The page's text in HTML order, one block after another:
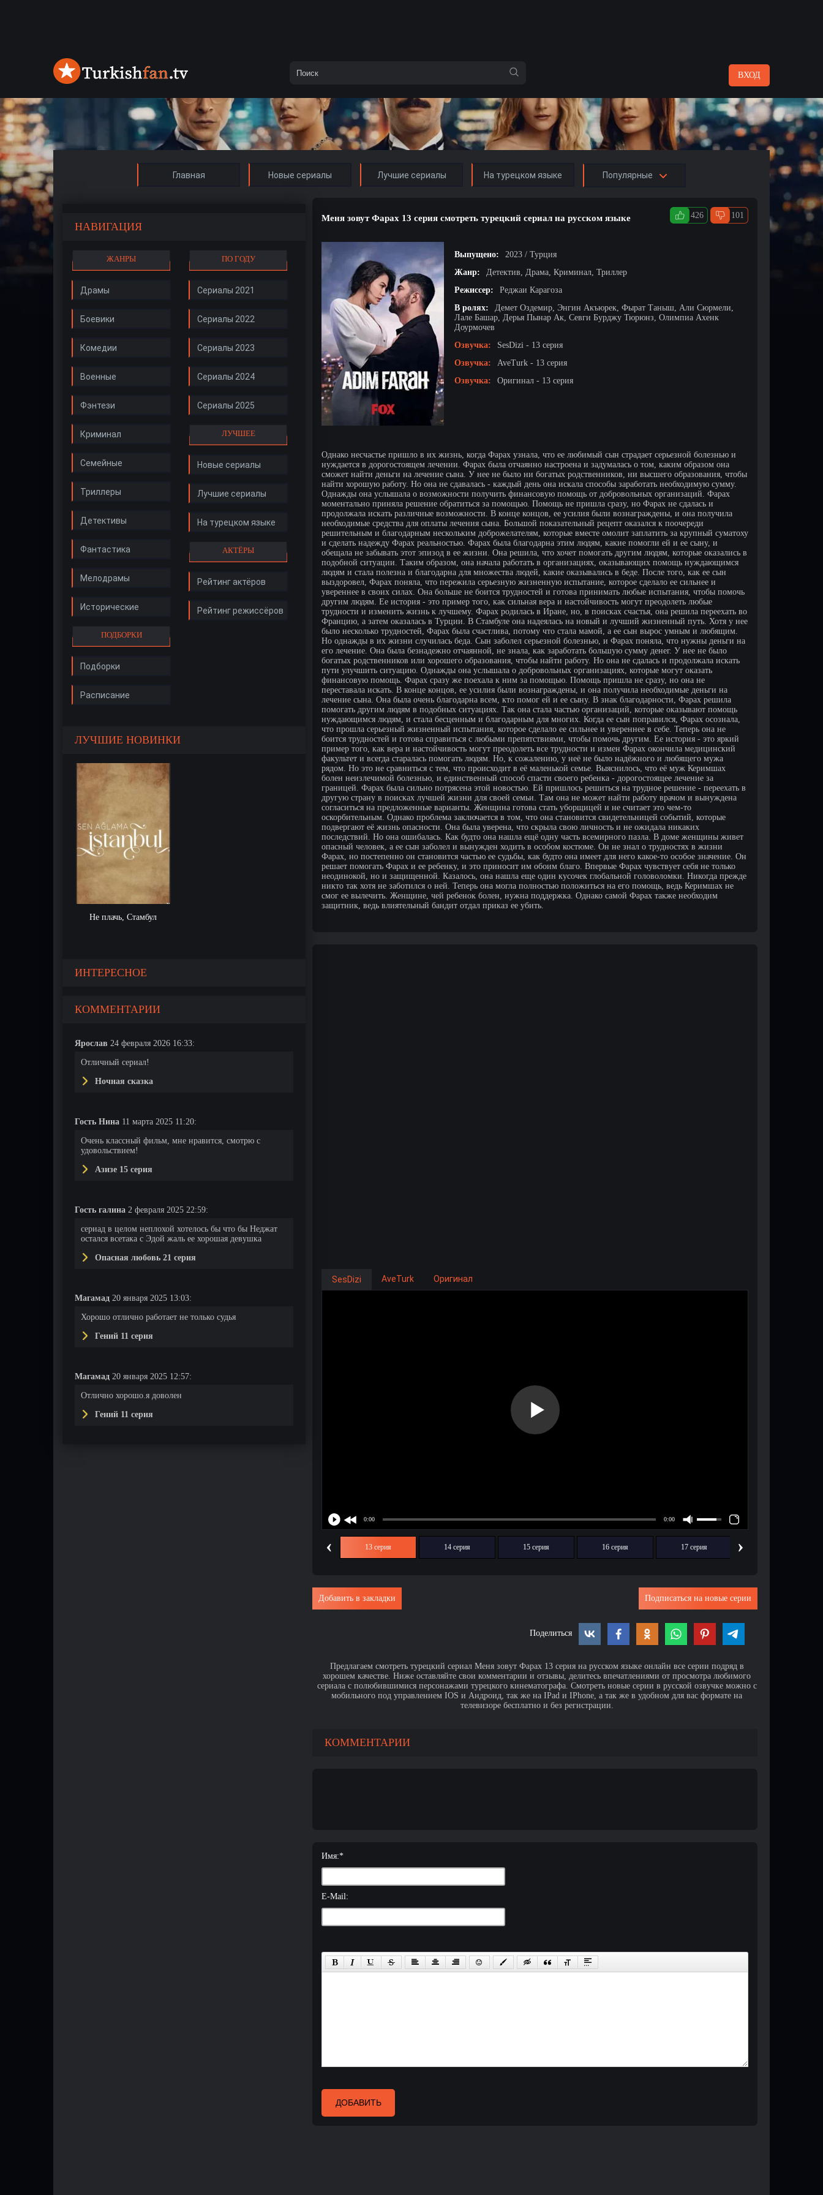
ВХОД
Главная Новые сериалы Лучшие сериалы На турецком языке Популярные
НАВИГАЦИЯ
ЖАНРЫ
Драмы
Боевики
Комедии
Военные
Фэнтези
Криминал
Семейные
Триллеры
Детективы
Фантастика
Мелодрамы
Исторические
ПОДБОРКИ
Подборки
Расписание
ПО ГОДУ
Сериалы 2021
Сериалы 2022
Сериалы 2023
Сериалы 2024
Сериалы 2025
ЛУЧШЕЕ
Новые сериалы
Лучшие сериалы
На турецком языке
АКТЁРЫ
Рейтинг актёров
Рейтинг режиссёров
ЛУЧШИЕ НОВИНКИ
Не плачь, Стамбул
ИНТЕРЕСНОЕ
КОММЕНТАРИИ
Ярослав 24 февраля 2026 16:33:
Отличный сериал!
Ночная сказка
Гость Нина 11 марта 2025 11:20:
Очень классный фильм, мне нравится, смотрю с
удовольствием!
Азизе 15 серия
Гость галина 2 февраля 2025 22:59:
сериад в целом неплохой хотелось бы что бы Неджат
остался всетака с Эдой жаль ее хорошая девушка
Опасная любовь 21 серия
Магамад 20 января 2025 13:03:
Хорошо отлично работает не только судья
Гений 11 серия
Магамад 20 января 2025 12:57:
Отлично хорошо.я доволен
Гений 11 серия
Меня зовут Фарах 13 серия смотреть турецкий сериал на русском языке 426 101
Выпущено:
2023 / Турция
Жанр:
Детектив, Драма, Криминал, Триллер
Режиссер:
Реджаи Карагоза
В ролях:
Демет Оздемир, Энгин Акъюрек, Фырат Таныш, Али Сюрмели,
Лале Башар, Дерья Пынар Ак, Севги Бурджу Тюрюнз, Олимпиа Ахенк
Доурмочев
Озвучка:
SesDizi - 13 серия
Озвучка:
AveTurk - 13 серия
Озвучка:
Оригинал - 13 серия
Однако несчастье пришло в их жизнь, когда Фарах узнала, что ее любимый сын страдает серьезной болезнью и
нуждается в дорогостоящем лечении. Фарах была отчаянно настроена и задумалась о том, каким образом она
сможет найти деньги на лечение сына. У нее не было ни богатых родственников, ни высшего образования, чтобы
найти хорошую работу. Но она не сдавалась - каждый день она искала способы заработать необходимую сумму.
Однажды она услышала о возможности получить финансовую помощь от добровольных организаций. Фарах
моментально приняла решение обратиться за помощью. Помощь не пришла сразу, но Фарах не сдалась и
продолжала искать различные возможности. В конце концов, ее усилия были вознаграждены, и она получила
необходимые средства для оплаты лечения сына. Большой показательный рецепт оказался к поочереди
решительным и благодарным нескольким доброжелателям, которые вместе омолит заплатить за крупный суматоху
и сделать надежду Фарах реальностью. Фарах была благодарна этим людям, какие помогли ей и ее сыну, и
обещала не забывать этот эпизод в ее жизни. Она решила, что хочет помогать другим людям, которые оказались в
подобной ситуации. Таким образом, она начала работать в организациях, оказывающих помощь нуждающимся
людям и стала полезна и благодарна для множества людей, какие оказывались в беде. После того, как ее сын
выздоровел, Фарах поняла, что пережила серьезную жизненную испытание, которое сделало ее сильнее и
увереннее в своих силах. Она больше не боится трудностей и готова принимать любые испытания, чтобы помочь
другим людям. Ее история - это пример того, как сильная вера и настойчивость могут преодолеть любые
трудности и изменить жизнь к лучшему. Фарах родилась в Иране, но, в поисках счастья, она решила переехать во
Францию, а затем оказалась в Турции. В Стамбуле она надеялась на новый и лучший жизненный путь. Хотя у нее
было несколько трудностей, Фарах была счастлива, потому что стала мамой, а ее сын вырос умным и любящим.
Но однажды в их жизни случилась беда. Сын заболел серьезной болезнью, и Фарах поняла, что нужны деньги на
его лечение. Она была безнадежно отчаянной, не знала, как заработать большую сумму денег. У нее не было
богатых родственников или хорошего образования, чтобы найти работу. Но она не сдалась и продолжала искать
пути улучшить ситуацию. Однажды она услышала о добровольных организациях, которые могут оказать
финансовую помощь. Фарах сразу же поехала к ним за помощью. Помощь пришла не сразу, но она не
переставала искать. В конце концов, ее усилия были вознаграждены, и она получила необходимые деньги на
лечение сына. Она была очень благодарна всем, кто помог ей и ее сыну. В знак благодарности, Фарах решила
помогать другим людям в подобных ситуациях. Так она стала частью организаций, которые оказывают помощь
нуждающимся людям, и стала бесценным и благодарным для многих. Когда ее сын поправился, Фарах осознала,
что прошла серьезный жизненный испытания, которое сделало ее сильнее и увереннее в себе. Теперь она не
боится трудностей и готова справиться с любыми препятствиями, чтобы помочь другим. Ее история - это яркий
пример того, как вера и настойчивость могут преодолеть все трудности и измен Фарах окончила медицинский
факультет и всегда старалась помогать людям. Но, к сожалению, у неё не было надёжного и любящего мужа
рядом. Но это не сравниться с тем, что происходит в её маленькой семье. Выяснилось, что её муж Керимшах
болен неизлечимой болезнью, и единственный способ спасти своего ребенка - дорогостоящее лечение за
границей. Фарах была сильно потрясена этой новостью. Ей пришлось решиться на трудное решение - переехать в
другую страну в поисках лучшей жизни для своей семьи. Там она не может найти работу врачом и вынуждена
согласиться на предложенные варианты. Женщина готова стать уборщицей и не считает это чем-то
оскорбительным. Однако проблема заключается в том, что она становится свидетельницей событий, которые
подвергают её жизнь опасности. Она была уверена, что скрыла свою личность и не ожидала никаких
последствий. Но она ошибалась. Как будто она нашла ещё одну часть всемирного пазла. В доме женщины живет
опасный человек, а ее сын заболел и вынужден ходить в особом костюме. Он не знал о трудностях в жизни
Фарах, но постепенно он становится частью ее судьбы, как будто она имеет для него какое-то особое значение. Он
решает помогать Фарах и ее ребенку, и это приносит им обоим благо. Впервые Фарах чувствует себя не только
неодинокой, но и защищенной. Казалось, она нашла еще один кусочек глобальной головоломки. Никогда прежде
никто так хотя не заботился о ней. Теперь она могла полностью положиться на его помощь, ведь Керимшах не
смог ее вылечить. Женщине, чей ребенок болен, нужна поддержка. Однако самой Фарах также необходим
защитник, ведь влиятельный бандит отдал приказ ее убить.
SesDizi AveTurk Оригинал
‹ 13 серия 14 серия 15 серия 16 серия 17 серия ›
Подписаться на новые серии
Добавить в закладки
Поделиться
Предлагаем смотреть турецкий сериал Меня зовут Фарах 13 серия на русском языке онлайн все серии подряд в
хорошем качестве. Ниже оставляйте свои комментарии и отзывы, делитесь впечатлениями от просмотра любимого
сериала с полюбившимися персонажами турецкого кинематографа. Смотреть новые серии в русской озвучке можно с
мобильного под управлением IOS и Андроид, так же на IPad и IPhone, а так же в удобном для вас формате на
телевизоре бесплатно и без регистрации.
КОММЕНТАРИИ
Имя:*
E-Mail:
ДОБАВИТЬ